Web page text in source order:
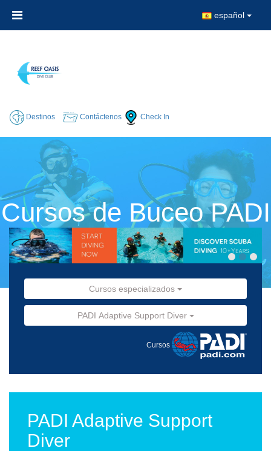
español
Destinos Contáctenos Check In
Cursos de Buceo PADI
Cursos especializados
PADI Adaptive Support Diver
Cursos
PADI Adaptive Support
Diver